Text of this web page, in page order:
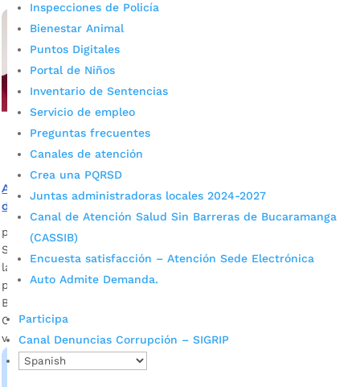
Inspecciones de Policía
Bienestar Animal
Puntos Digitales
Portal de Niños
Inventario de Sentencias
Servicio de empleo
Preguntas frecuentes
Canales de atención
Crea una PQRSD
Juntas administradoras locales 2024-2027
Canal de Atención Salud Sin Barreras de Bucaramanga
(CASSIB)
Encuesta satisfacción – Atención Sede Electrónica
Auto Admite Demanda.
Participa
Canal Denuncias Corrupción – SIGRIP
Alcaldía invita a participar en conversatorio sobre
diversidad para celebrar el Pride 2020
por Alcaldía de Bucaramanga
Se realizará este 26 de junio, a través de Facebook Live de
la Alcaldía de Bucaramanga. Nicolle Ardila – Psicóloga del
programa Mujer y Equidad de Género de la Alcaldía de
Bucaramanga Descargar audio Debido a la contingencia por
Covid-19, este año la celebración del Orgullo LGBTI será
virtual. Por eso, desde la Secretaría de […]